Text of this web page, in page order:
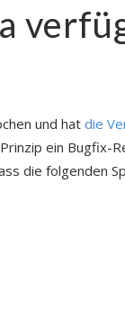
und hat die
ein Bugfix-
die folgenden